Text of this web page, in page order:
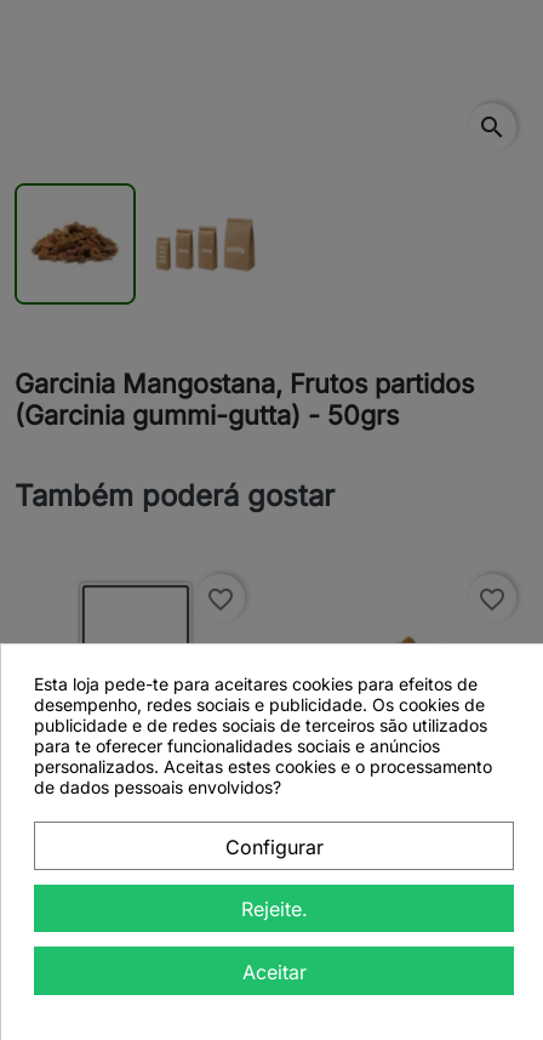
search
Garcinia Mangostana, Frutos partidos
(Garcinia gummi-gutta) - 50grs
Também poderá gostar

favorite_border
Etiqueta Personalizada
Cliente - 103x57mm

favorite_border
Garcinia Mangostana,
Frutos partidos
(Garcinia gummi-gutta)
- 500grs
Esta loja pede-te para aceitares cookies para efeitos de
desempenho, redes sociais e publicidade. Os cookies de
publicidade e de redes sociais de terceiros são utilizados
para te oferecer funcionalidades sociais e anúncios
personalizados. Aceitas estes cookies e o processamento
de dados pessoais envolvidos?
Configurar
Rejeite.
Aceitar